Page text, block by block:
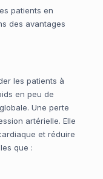
patients en
des avantages
les patients à
en peu de
Une perte
artérielle. Elle
et réduire
que :